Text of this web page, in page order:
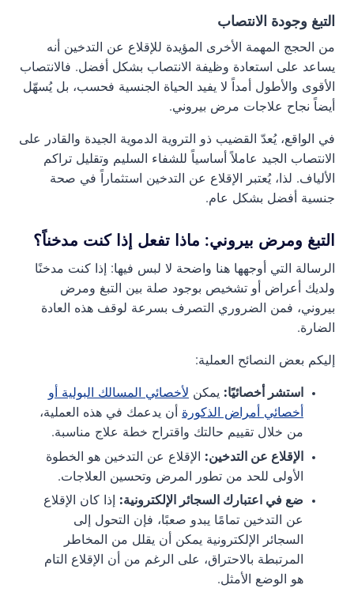
التبغ وجودة الانتصاب
من الحجج المهمة الأخرى المؤيدة للإقلاع عن التدخين أنه
يساعد على استعادة وظيفة الانتصاب بشكل أفضل. فالانتصاب
الأقوى والأطول أمداً لا يفيد الحياة الجنسية فحسب، بل يُسهّل
أيضاً نجاح علاجات مرض بيروني.
في الواقع، يُعدّ القضيب ذو التروية الدموية الجيدة والقادر على
الانتصاب الجيد عاملاً أساسياً للشفاء السليم وتقليل تراكم
الألياف. لذا، يُعتبر الإقلاع عن التدخين استثماراً في صحة
جنسية أفضل بشكل عام.
التبغ ومرض بيروني: ماذا تفعل إذا كنت مدخناً؟
الرسالة التي أوجهها هنا واضحة لا لبس فيها: إذا كنت مدخنًا
ولديك أعراض أو تشخيص بوجود صلة بين التبغ ومرض
بيروني، فمن الضروري التصرف بسرعة لوقف هذه العادة
الضارة.
إليكم بعض النصائح العملية:
استشر أخصائيًا: يمكن لأخصائي المسالك البولية أو
أخصائي أمراض الذكورة أن يدعمك في هذه العملية،
من خلال تقييم حالتك واقتراح خطة علاج مناسبة.
الإقلاع عن التدخين: الإقلاع عن التدخين هو الخطوة
الأولى للحد من تطور المرض وتحسين العلاجات.
ضع في اعتبارك السجائر الإلكترونية: إذا كان الإقلاع
عن التدخين تمامًا يبدو صعبًا، فإن التحول إلى
السجائر الإلكترونية يمكن أن يقلل من المخاطر
المرتبطة بالاحتراق، على الرغم من أن الإقلاع التام
هو الوضع الأمثل.